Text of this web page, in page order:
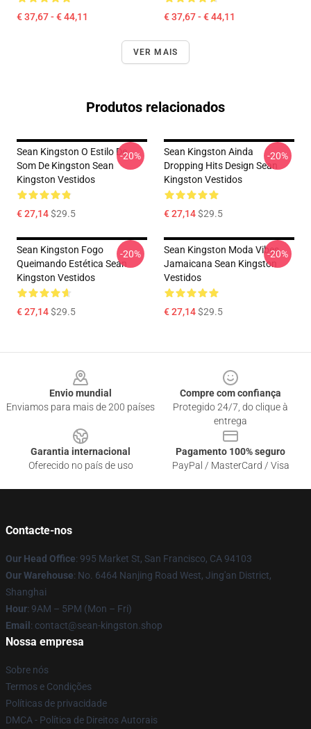
€ 37,67 - € 44,11 € 37,67 - € 44,11
VER MAIS
Produtos relacionados
Sean Kingston O Estilo De
Som De Kingston Sean
Kingston Vestidos
€ 27,14$29.5
-20%
Sean Kingston Ainda
Dropping Hits Design Sean
Kingston Vestidos
€ 27,14$29.5
-20%
Sean Kingston Fogo
Queimando Estética Sean
Kingston Vestidos
€ 27,14$29.5
-20%
Sean Kingston Moda Vibes
Jamaicana Sean Kingston
Vestidos
€ 27,14$29.5
-20%
Envio mundial
Enviamos para mais de 200 países
Compre com confiança
Protegido 24/7, do clique à
entrega
Garantia internacional
Oferecido no país de uso
Pagamento 100% seguro
PayPal / MasterCard / Visa
Contacte-nos
Our Head Office: 995 Market St, San Francisco, CA 94103
Our Warehouse: No. 6464 Nanjing Road West, Jing'an District,
Shanghai
Hour: 9AM – 5PM (Mon – Fri)
Email : contact@sean-kingston.shop
Nossa empresa
Sobre nós
Termos e Condições
Políticas de privacidade
DMCA - Política de Direitos Autorais